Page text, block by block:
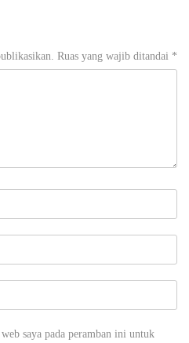
Ruas yang wajib ditandai *
saya pada peramban ini untuk